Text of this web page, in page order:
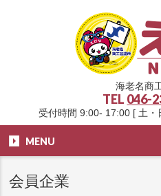
海老名商
TEL 046-
受付時間 9:00- 17:00 [ 土・
MENU
会員企業